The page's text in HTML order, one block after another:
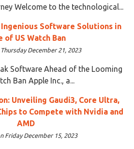
Welcome to the technological...
Ingenious Software Solutions in
of US Watch Ban
December 21, 2023
Software Ahead of the Looming
Ban Apple Inc., a...
Unveiling Gaudi3, Core Ultra,
to Compete with Nvidia and
AMD
Friday December 15, 2023